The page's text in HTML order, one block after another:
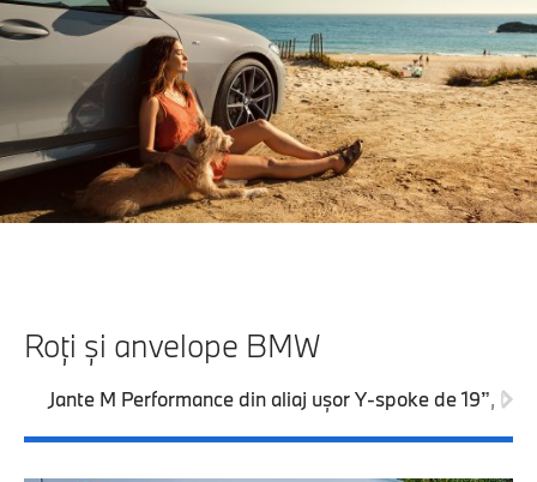
Roţi şi anvelope BMW
Jante M Performance din aliaj uşor Y-spoke de 19”,